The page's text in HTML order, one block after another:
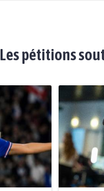
Les pétitions